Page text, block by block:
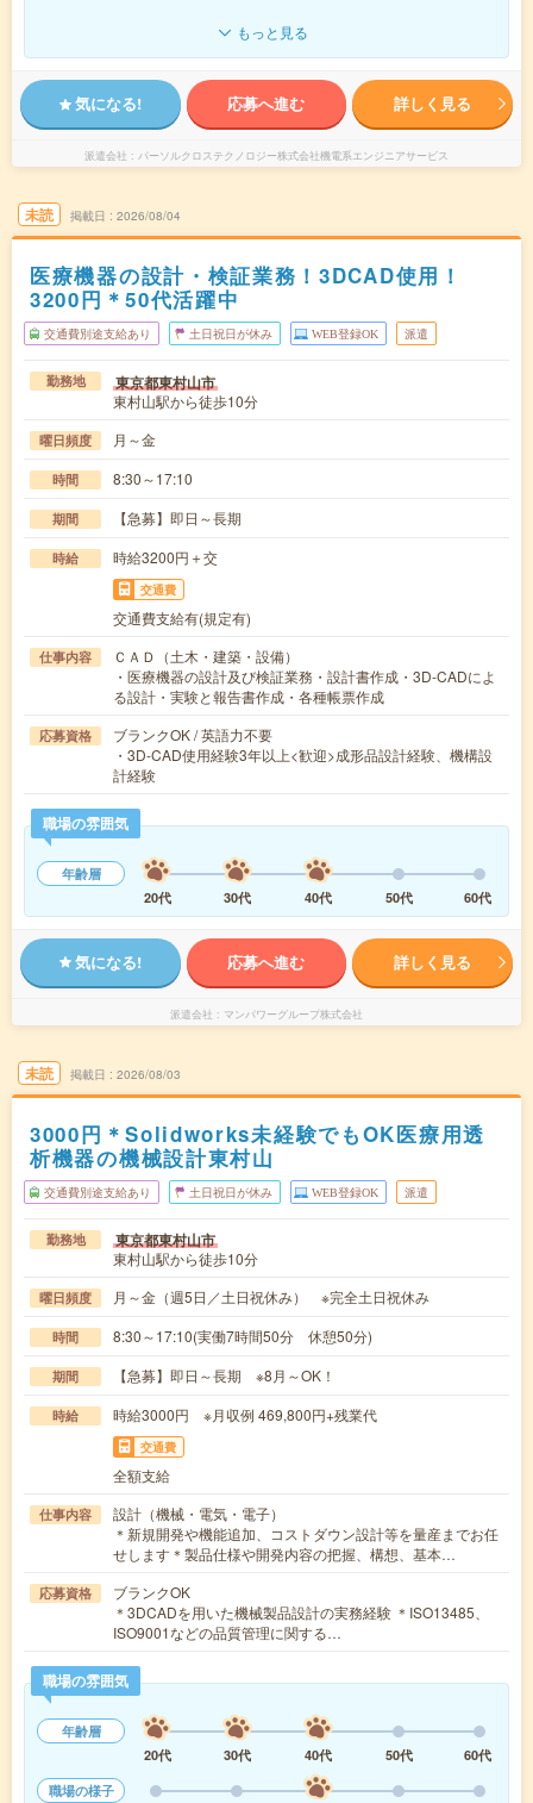
もっと見る
気になる! 応募へ進む 詳しく見る
派遣会社 パーソルクロステクノロジー株式会社機電系エンジニアサービス
未読 掲載日 2026/08/04
医療機器の設計・検証業務！3DCAD使用！
3200円＊50代活躍中
交通費別途支給あり 土日祝日が休み WEB登録OK 派遣
勤務地 東京都東村山市
東村山駅から徒歩10分
曜日頻度 月～金
時間 8:30～17:10
期間 【急募】即日～長期
時給 時給3200円＋交
交通費
交通費支給有(規定有)
仕事内容
ＣＡＤ（土木・建築・設備）
・医療機器の設計及び検証業務・設計書作成・3D-CADによ
る設計・実験と報告書作成・各種帳票作成
応募資格
ブランクOK / 英語力不要
・3D-CAD使用経験3年以上<歓迎>成形品設計経験、機構設
計経験
職場の雰囲気
年齢層
20代
30代 40代 50代 60代
気になる! 応募へ進む 詳しく見る
派遣会社 マンパワーグループ株式会社
未読 掲載日 2026/08/03
3000円＊Solidworks未経験でもOK医療用透
析機器の機械設計東村山
交通費別途支給あり 土日祝日が休み WEB登録OK 派遣
勤務地 東京都東村山市
東村山駅から徒歩10分
曜日頻度 月～金（週5日／土日祝休み） ※完全土日祝休み
時間 8:30～17:10(実働7時間50分 休憩50分)
期間 【急募】即日～長期 ※8月～OK！
時給 時給3000円 ※月収例 469,800円+残業代
交通費
全額支給
仕事内容
設計（機械・電気・電子）
＊新規開発や機能追加、コストダウン設計等を量産までお任
せします＊製品仕様や開発内容の把握、構想、基本…
応募資格
ブランクOK
＊3DCADを用いた機械製品設計の実務経験 ＊ISO13485、
ISO9001などの品質管理に関する…
職場の雰囲気
年齢層
20代
30代 40代 50代
60代
職場の様子